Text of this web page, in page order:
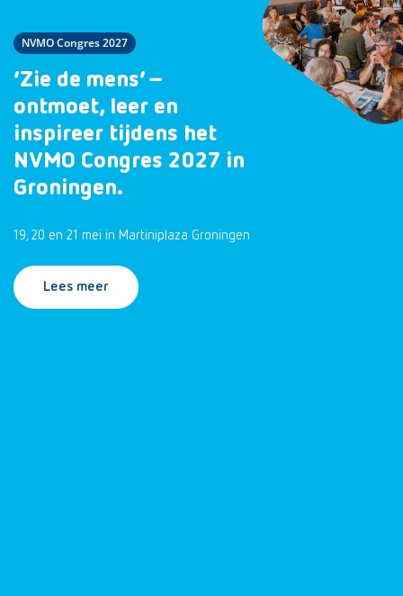
NVMO Congres 2027
‘Zie de mens’ –
ontmoet, leer en
inspireer tijdens het
NVMO Congres 2027 in
Groningen.
19, 20 en 21 mei in Martiniplaza Groningen
Lees meer